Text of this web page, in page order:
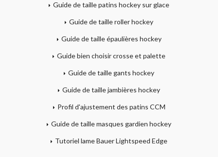
Guide de taille patins hockey sur glace
Guide de taille roller hockey
Guide de taille épaulières hockey
Guide bien choisir crosse et palette
Guide de taille gants hockey
Guide de taille jambières hockey
Profil d'ajustement des patins CCM
Guide de taille masques gardien hockey
Tutoriel lame Bauer Lightspeed Edge